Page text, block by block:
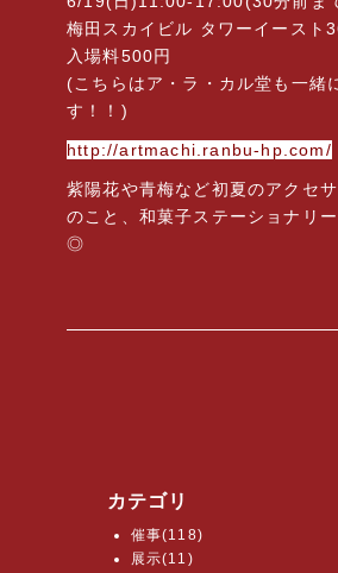
梅田スカイビル タワーイースト
入場料500円
(こちらはア・ラ・カル堂も一緒
す！！)
http://artmachi.ranbu-hp.com/
紫陽花や青梅など初夏のアクセ
のこと、和菓子ステーショナリ
◎
カテゴリ
催事(118)
展示(11)